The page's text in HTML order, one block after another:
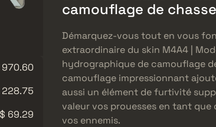
970.60
$ 69.29
camouflage de chasse
Démarquez-vous tout en vous
extraordinaire du skin M4A4 |
hydrographique de camouflage
camouflage impressionnant
aussi un élément de furtivité
valeur vos prouesses en tant
vos ennemis.